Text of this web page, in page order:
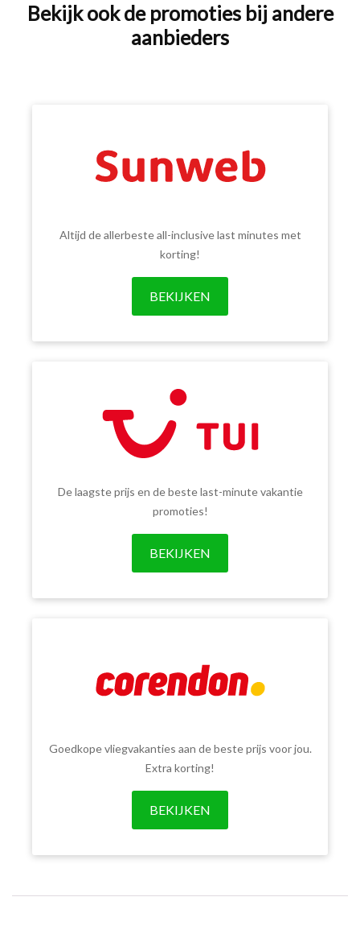
Bekijk ook de promoties bij andere
aanbieders
Altijd de allerbeste all-inclusive last minutes met
korting!
BEKIJKEN
De laagste prijs en de beste last-minute vakantie
promoties!
BEKIJKEN
Goedkope vliegvakanties aan de beste prijs voor jou.
Extra korting!
BEKIJKEN